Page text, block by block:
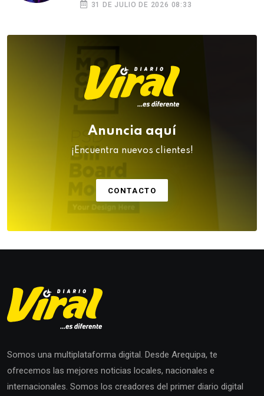
31 DE JULIO DE 2026 08:33
Anuncia aquí
¡Encuentra nuevos clientes!
CONTACTO
Somos una multiplataforma digital. Desde Arequipa, te
ofrecemos las mejores noticias locales, nacionales e
internacionales. Somos los creadores del primer diario digital